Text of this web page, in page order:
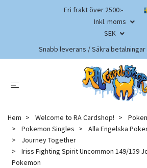
Fri frakt över 2500:-
Inkl. moms
SEK
Snabb leverans / Säkra
Hem Welcome to RA Cardshop!
Pokemon Singles
Alla Engelska
Journey Together
Iriss Fighting Spirit Uncommon 149/159
Pokemon